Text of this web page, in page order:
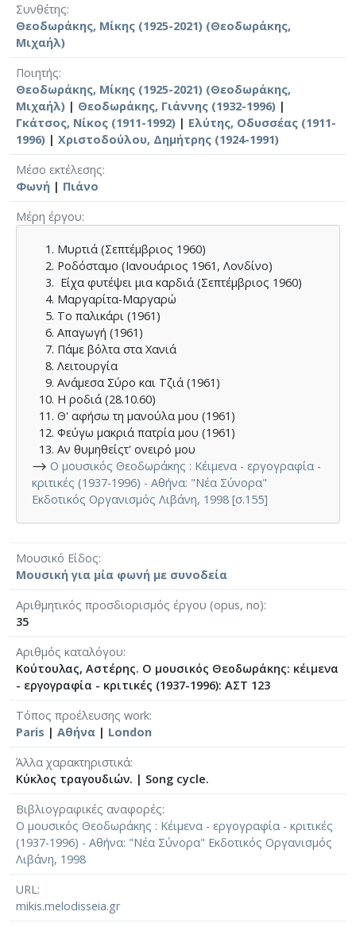
Συνθέτης
Θεοδωράκης, Μίκης (1925-2021) (Θεοδωράκης,
Μιχαήλ)
Ποιητής
Θεοδωράκης, Μίκης (1925-2021) (Θεοδωράκης,
Μιχαήλ) | Θεοδωράκης, Γιάννης (1932-1996) |
Γκάτσος, Νίκος (1911-1992) | Ελύτης, Οδυσσέας (1911-
1996) | Χριστοδούλου, Δημήτρης (1924-1991)
Μέσο εκτέλεσης
Φωνή | Πιάνο
Μέρη έργου
Μυρτιά (Σεπτέμβριος 1960)
Ροδόσταμο (Ιανουάριος 1961, Λονδίνο)
Είχα φυτέψει μια καρδιά (Σεπτέμβριος 1960)
Μαργαρίτα-Μαργαρώ
Το παλικάρι (1961)
Απαγωγή (1961)
Πάμε βόλτα στα Χανιά
Λειτουργία
Ανάμεσα Σύρο και Τζιά (1961)
Η ροδιά (28.10.60)
Θ' αφήσω τη μανούλα μου (1961)
Φεύγω μακριά πατρία μου (1961)
Αν θυμηθείςτ' ονειρό μου
⟶ Ο μουσικός Θεοδωράκης : Κέιμενα - εργογραφία -
κριτικές (1937-1996) - Αθήνα: "Νέα Σύνορα"
Εκδοτικός Οργανισμός Λιβάνη, 1998 [σ.155]
Μουσικό Είδος
Μουσική για μία φωνή με συνοδεία
Αριθμητικός προσδιορισμός έργου (opus, no)
35
Αριθμός καταλόγου
Κούτουλας, Αστέρης. Ο μουσικός Θεοδωράκης: κέιμενα
- εργογραφία - κριτικές (1937-1996): ΑΣΤ 123
Τόπος προέλευσης work
Paris | Αθήνα | London
Άλλα χαρακτηριστικά
Κύκλος τραγουδιών. | Song cycle.
Βιβλιογραφικές αναφορές
Ο μουσικός Θεοδωράκης : Κέιμενα - εργογραφία - κριτικές
(1937-1996) - Αθήνα: "Νέα Σύνορα" Εκδοτικός Οργανισμός
Λιβάνη, 1998
URL
mikis.melodisseia.gr